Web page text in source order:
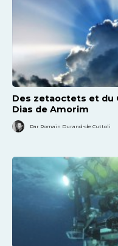
Des zetaoctets et du
Dias de Amorim
Par Romain Durand-de Cuttoli